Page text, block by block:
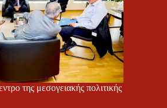
της μεσογειακής πολιτικής